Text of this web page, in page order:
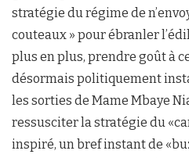
stratégie du régime de
couteaux » pour ébranler
plus en plus, prendre goût à
désormais politiquement
les sorties de Mame Mbaye
ressusciter la stratégie du
inspiré, un bref instant de